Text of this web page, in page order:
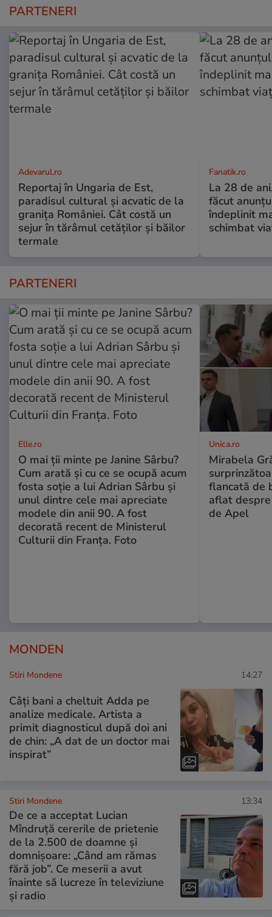
PARTENERI
Adevarul.ro
Reportaj în Ungaria de Est,
paradisul cultural și acvatic de la
granița României. Cât costă un
sejur în tărâmul cetăților și băilor
termale
Fanatik.ro
La 28 de
făcut
îndeplinit
schimbat
PARTENERI
Elle.ro
O mai ții minte pe Janine Sârbu?
Cum arată și cu ce se ocupă acum
fosta soție a lui Adrian Sârbu și
unul dintre cele mai apreciate
modele din anii 90. A fost
decorată recent de Ministerul
Culturii din Franța. Foto
Unica.ro
Mirabela
flancată de
aflat
de Apel
MONDEN
Stiri Mondene 14:27
Câți bani a cheltuit Adda pe
analize medicale. Artista a
primit diagnosticul după doi ani
de chin: „A dat de un doctor mai
inspirat”
Stiri Mondene 13:34
De ce a acceptat Lucian
Mîndruță cererile de prietenie
de la 2.500 de doamne și
domnișoare: „Când am rămas
fără job”. Ce meserii a avut
înainte să lucreze în televiziune
și radio